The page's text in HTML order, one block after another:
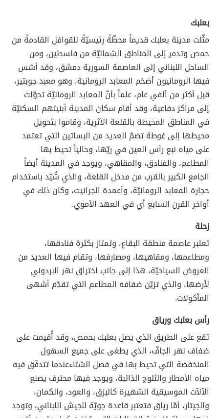
بعلبك
مثّلت مدينة بعلبك قديماً محطّةً رئيسيّةً للقوافل القادمةً من
حمص وتدمر إلى المناطق الشماليّة من فلسطين، ومن
الساحل اللبناني إلى العاصمة السورية دمشق، وقد أسّس
فيها الرومانيون أضخم المعابد الرومانية، وهو معبد جوبتير،
قبل أكثر من ألفي عام، علماً بأنّ المعابد الرومانيّة تحوّلت
إلى مراكز دفاعية، وقد أقام سكان المدينة أبنيتهم السكنيّة
في المناطق المحيطة بالقلعة الأثرية، وقاموا بتحويل
محيطها إلى غوطة تضمّ العديد من البساتين التي تعتمد
على مياه نبع رأس العين في ريّها، وحالياً تحيط بها
المطاعم، والفنادق، والمقاهي، ويوجد في المدينة أيضاً
الجامع الكبير بالقرب من مدخل القلعة، والذي شُيّد باستخدام
حجارة المعابد الرومانيّة، وأعمدة الجرانيت، وكان ذلك في
أواخر القرن السابع أي في العهد الأموي.
زحلة
تعتبر عاصمة منطقة البقاع، وتمتاز بكثرة فنادقها،
ومطاعمها، ومقاهيها، ومصارفها، وتقام فيها العديد من
العروض السياحيّة، هذا إلى جانب اختراق نهر البردوني
لأرضها، والذي تزيّن ضفافه المطاعم التي تقدّم أشهى
المأكولات.
رأس بعلبك ورياق
تقع على الطريق الذي يصل بعلبك بحمص، وقد أُقيمت على
ضفاف نهر الجافّ، الذي يطغى على جميع السهول
المنخفضة التي تحيط بها في فصل الشتاءعندما تتدفّق فيه
مياه الأمطار والثلوج الذائبة، ويوجد فيها محترف يصنع
الآلآت الموسيقية الشهيرة كالبزق، والعود، والكمان،
والجيتار، أمّا رياق فتعتبر قاعدة جويّة للجيش اللبناني، وتوجد